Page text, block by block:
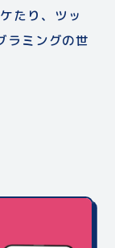
たり、ツッ
ラミングの世